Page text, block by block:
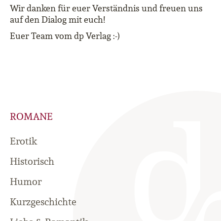
Wir danken für euer Verständnis und freuen uns
auf den Dialog mit euch!
Euer Team vom dp Verlag :-)
ROMANE
Erotik
Historisch
Humor
Kurzgeschichte